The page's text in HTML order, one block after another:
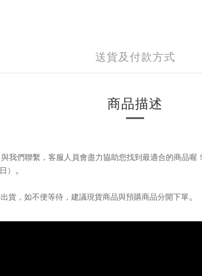
送貨及付款方式
商品描述
我們聯繫， 客服人員會盡力協助您找到最適合的商品喔！
） 。
貨，如不便等待，建議現貨商品與預購商品分開下單。